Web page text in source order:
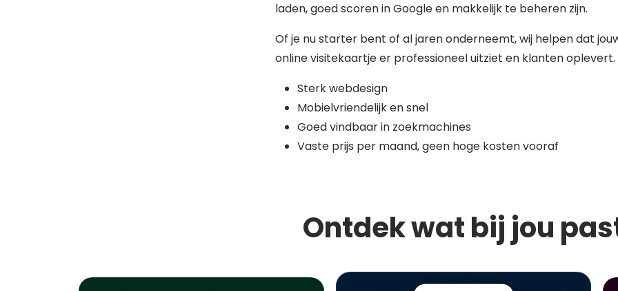
laden, goed scoren in Google en makkelijk te beheren zijn.
Of je nu starter bent of al jaren onderneemt, wij helpen dat
online visitekaartje er professioneel uitziet en klanten oplevert.
Sterk webdesign
Mobielvriendelijk en snel
Goed vindbaar in zoekmachines
Vaste prijs per maand, geen hoge kosten vooraf
Ontdek wat bij jou